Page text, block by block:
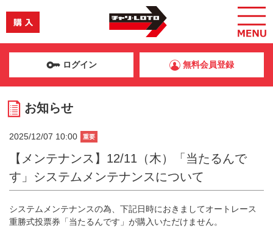
ログイン 無料会員登録
お知らせ
2025/12/07 10:00 重要
【メンテナンス】12/11（木）「当たるんで
す」システムメンテナンスについて
システムメンテナンスの為、下記日時におきましてオートレース
重勝式投票券「当たるんです」が購入いただけません。